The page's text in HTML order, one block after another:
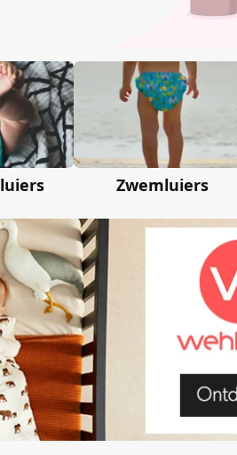
Zwemluiers